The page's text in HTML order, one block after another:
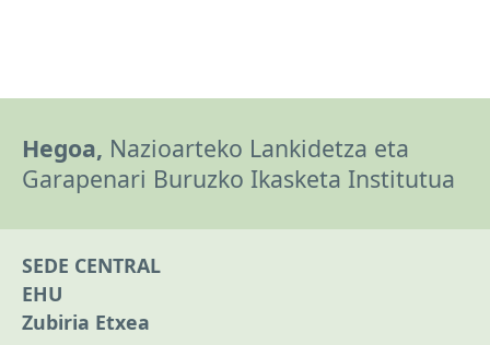
Hegoa, Nazioarteko Lankidetza eta
Garapenari Buruzko Ikasketa Institutua
SEDE CENTRAL
EHU
Zubiria Etxea